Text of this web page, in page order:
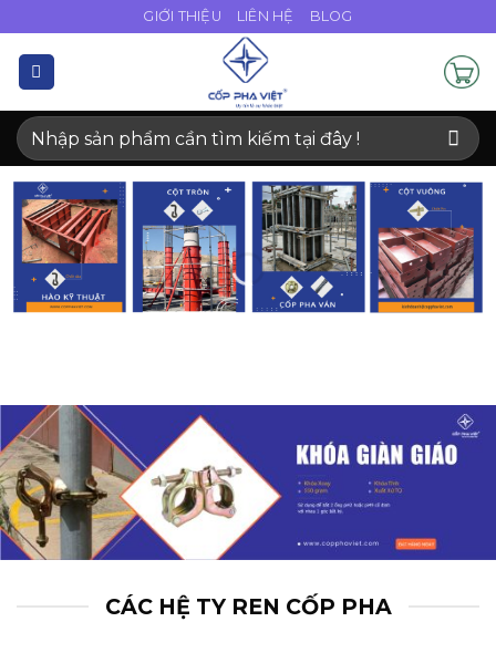
dung
GIỚI THIỆU LIÊN HỆ BLOG
Tìm
kiếm:
CÁC HỆ TY REN CỐP PHA